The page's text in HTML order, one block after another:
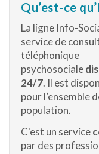
Qu’est-ce
La ligne Info-
service de
téléphonique
psychosociale
24/7. Il est
pour l’ensemble
population.
C'est un service
par des